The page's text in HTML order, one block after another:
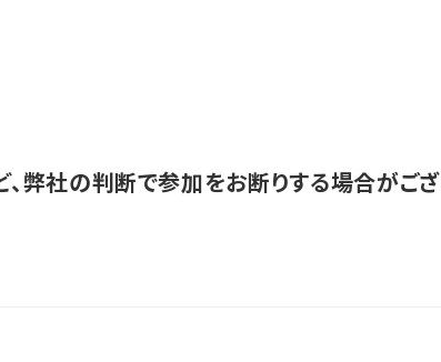
弊社の判断で参加をお断りする場合がござ